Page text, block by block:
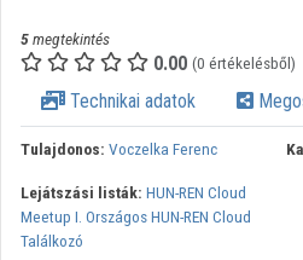
Intézményi listák
Közreműködők
5megtekintés
0.00 (0 értékelésből)
Technikai adatok
Tulajdonos: Voczelka Ferenc
Lejátszási listák: HUN-REN Cloud
Meetup I. Országos HUN-REN Cloud
Találkozó